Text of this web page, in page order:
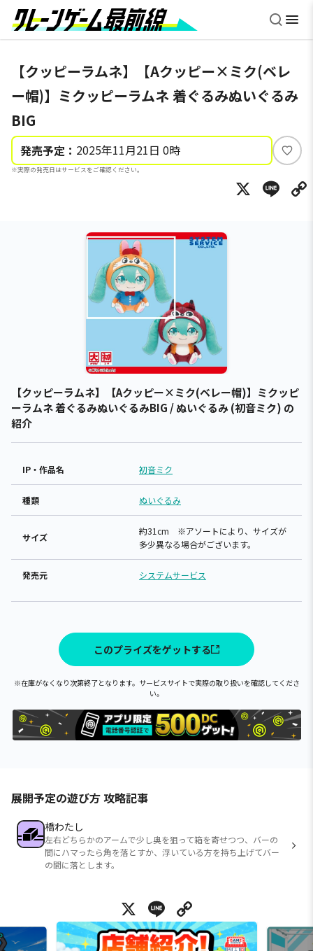
【クッピーラムネ】【Aクッピー×ミク(ベレ
ー帽)】ミクッピーラムネ 着ぐるみぬいぐるみ
BIG
発売予定： 2025年11月21日 0時
※実際の発売日はサービスをご確認ください。
い
ね
X
【クッピーラムネ】【Aクッピー×ミク(ベレー帽)】ミクッピ
ーラムネ 着ぐるみぬいぐるみBIG / ぬいぐるみ (初音ミク) の
紹介
IP・作品名 初音ミク
種類 ぬいぐるみ
サイズ
約31cm ※アソートにより、サイズが
多少異なる場合がございます。
発売元 システムサービス
このプライズをゲットする
※在庫がなくなり次第終了となります。サービスサイトで実際の取り扱いを確認してくださ
い。
展開予定の遊び方 攻略記事
橋わたし
左右どちらかのアームで少し奥を狙って箱を寄せつつ、バーの
間にハマったら角を落とすか、浮いている方を持ち上げてバー
の間に落とします。
X Line